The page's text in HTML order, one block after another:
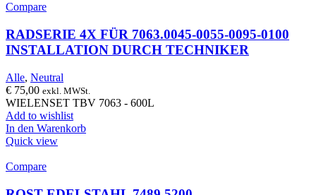
Compare
RADSERIE 4X FÜR 7063.0045-0055-0095-0100
INSTALLATION DURCH TECHNIKER
Alle, Neutral
€ 75,00 exkl. MWSt.
WIELENSET TBV 7063 - 600L
Add to wishlist
In den Warenkorb
Quick view
Compare